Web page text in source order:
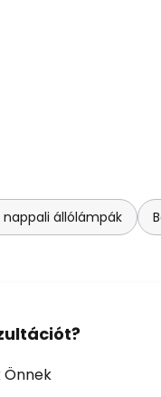
nappali állólámpák
Önnek